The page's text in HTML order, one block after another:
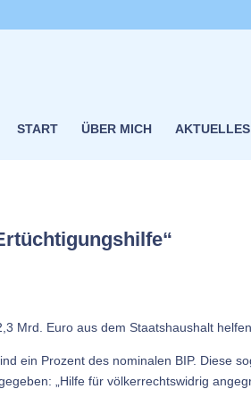
START ÜBER MICH AKTUELLES
Mrd. Euro aus dem Staatshaushalt
ein Prozent des nominalen BIP. Diese
„Hilfe für völkerrechtswidrig